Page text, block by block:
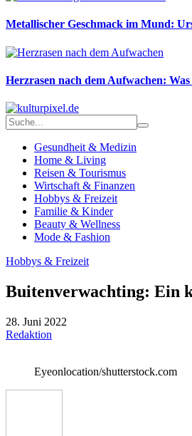
Metallischer Geschmack im Mund:
Herzrasen nach dem Aufwachen:
Gesundheit & Medizin
Home & Living
Reisen & Tourismus
Wirtschaft & Finanzen
Hobbys & Freizeit
Familie & Kinder
Beauty & Wellness
Mode & Fashion
Hobbys & Freizeit
Buitenverwachting: Ein
28. Juni 2022
Redaktion
Eyeonlocation/shutterstock.com